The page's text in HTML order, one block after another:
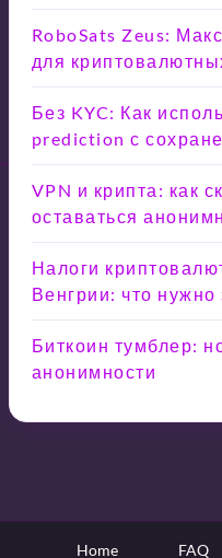
RoboSats Zeus:
для
Без KYC: Как
prediction с
VPN и крипта: как
оставаться
Налоги
Венгрии: что нужно
Биткоин тумблер:
анонимности
Home FAQ